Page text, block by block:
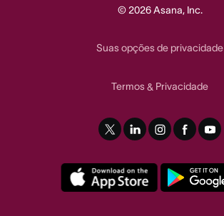
© 2026 Asana, Inc.
Suas opções de privacidade
Termos& Privacidade